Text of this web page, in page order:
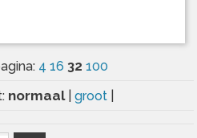
4 16 32 100
normaal groot